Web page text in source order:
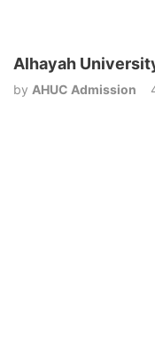
Alhayah
by AHUC Admission